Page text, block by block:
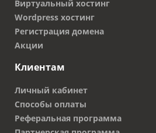
Виртуальный хостинг
Wordpress хостинг
Регистрация домена
Акции
Клиентам
Личный кабинет
Способы оплаты
Реферальная программа